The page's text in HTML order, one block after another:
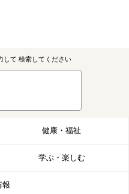
して 検索してください
健康・福祉
学ぶ・楽しむ
報